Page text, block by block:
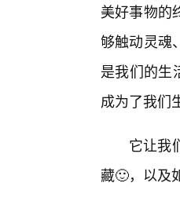
美好事物的
够触动灵魂
是我们的生
成为了我们
它让我
藏🙂，以及